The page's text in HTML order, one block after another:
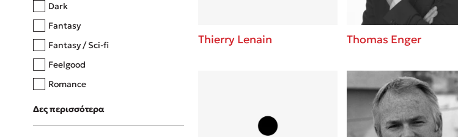
Dark
Fantasy
Fantasy / Sci-fi
Feelgood
Romance
Upmarket
Young Adult
Δες περισσότερα
Thierry Lenain Thomas Enger